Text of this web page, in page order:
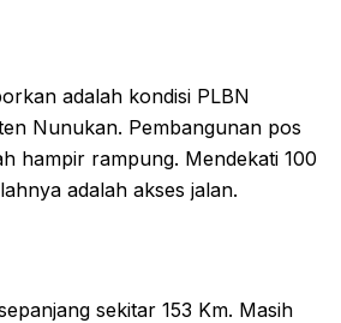
adalah kondisi PLBN
Nunukan. Pembangunan pos
hampir rampung. Mendekati 100
adalah akses jalan.
sekitar 153 Km. Masih